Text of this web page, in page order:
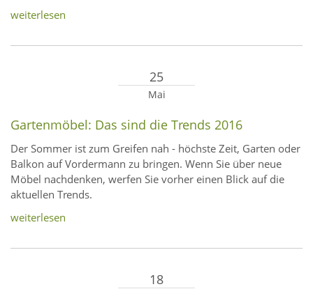
weiterlesen
25
Mai
Gartenmöbel: Das sind die Trends 2016
Der Sommer ist zum Greifen nah - höchste Zeit, Garten oder
Balkon auf Vordermann zu bringen. Wenn Sie über neue
Möbel nachdenken, werfen Sie vorher einen Blick auf die
aktuellen Trends.
weiterlesen
18